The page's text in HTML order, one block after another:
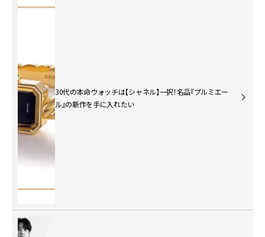
30代の本命ウォッチは【シャネル】一択！名品『プルミエー
ル』の新作を手に入れたい